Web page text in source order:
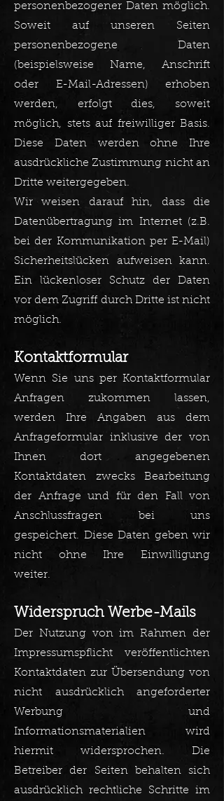
personenbezogener Daten möglich.
Soweit auf unseren Seiten
personenbezogene Daten
(beispielsweise Name, Anschrift
oder E-Mail-Adressen) erhoben
werden, erfolgt dies, soweit
möglich, stets auf freiwilliger Basis.
Diese Daten werden ohne Ihre
ausdrückliche Zustimmung nicht an
Dritte weitergegeben.
Wir weisen darauf hin, dass die
Datenübertragung im Internet (z.B.
bei der Kommunikation per E-Mail)
Sicherheitslücken aufweisen kann.
Ein lückenloser Schutz der Daten
vor dem Zugriff durch Dritte ist nicht
möglich.
Kontaktformular
Wenn Sie uns per Kontaktformular
Anfragen zukommen lassen,
werden Ihre Angaben aus dem
Anfrageformular inklusive der von
Ihnen dort angegebenen
Kontaktdaten zwecks Bearbeitung
der Anfrage und für den Fall von
Anschlussfragen bei uns
gespeichert. Diese Daten geben wir
nicht ohne Ihre Einwilligung
weiter.
Widerspruch Werbe-Mails
Der Nutzung von im Rahmen der
Impressumspflicht veröffentlichten
Kontaktdaten zur Übersendung von
nicht ausdrücklich angeforderter
Werbung und
Informationsmaterialien wird
hiermit widersprochen. Die
Betreiber der Seiten behalten sich
ausdrücklich rechtliche Schritte im